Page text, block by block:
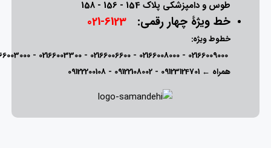
طوس و دامپزشکی پلاک 154 - 156 - 158
خط ویژۀ چهار رقمی:6123-021
خطوط ویژه:
02166009000
-
02166008000
-
02166006600
-
02166003300
-
همراه ← 09123124701
-
09122108002
-
09122200108